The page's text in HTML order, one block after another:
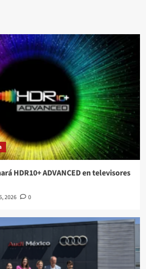
HDR10+ ADVANCED en televisores
2026 0